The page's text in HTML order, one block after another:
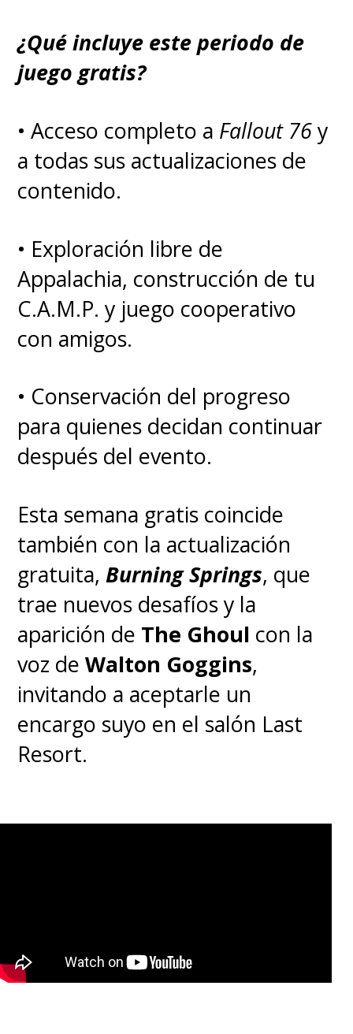
¿Qué incluye este periodo de
juego gratis?
• Acceso completo a Fallout 76y
a todas sus actualizaciones de
contenido.
• Exploración libre de
Appalachia, construcción de tu
C.A.M.P. y juego cooperativo
con amigos.
• Conservación del progreso
para quienes decidan continuar
después del evento.
Esta semana gratis coincide
también con la actualización
gratuita,Burning Springs, que
trae nuevos desafíos y la
aparición de The Ghoul con la
voz de Walton Goggins,
invitando a aceptarle un
encargo suyo en el salón Last
Resort.